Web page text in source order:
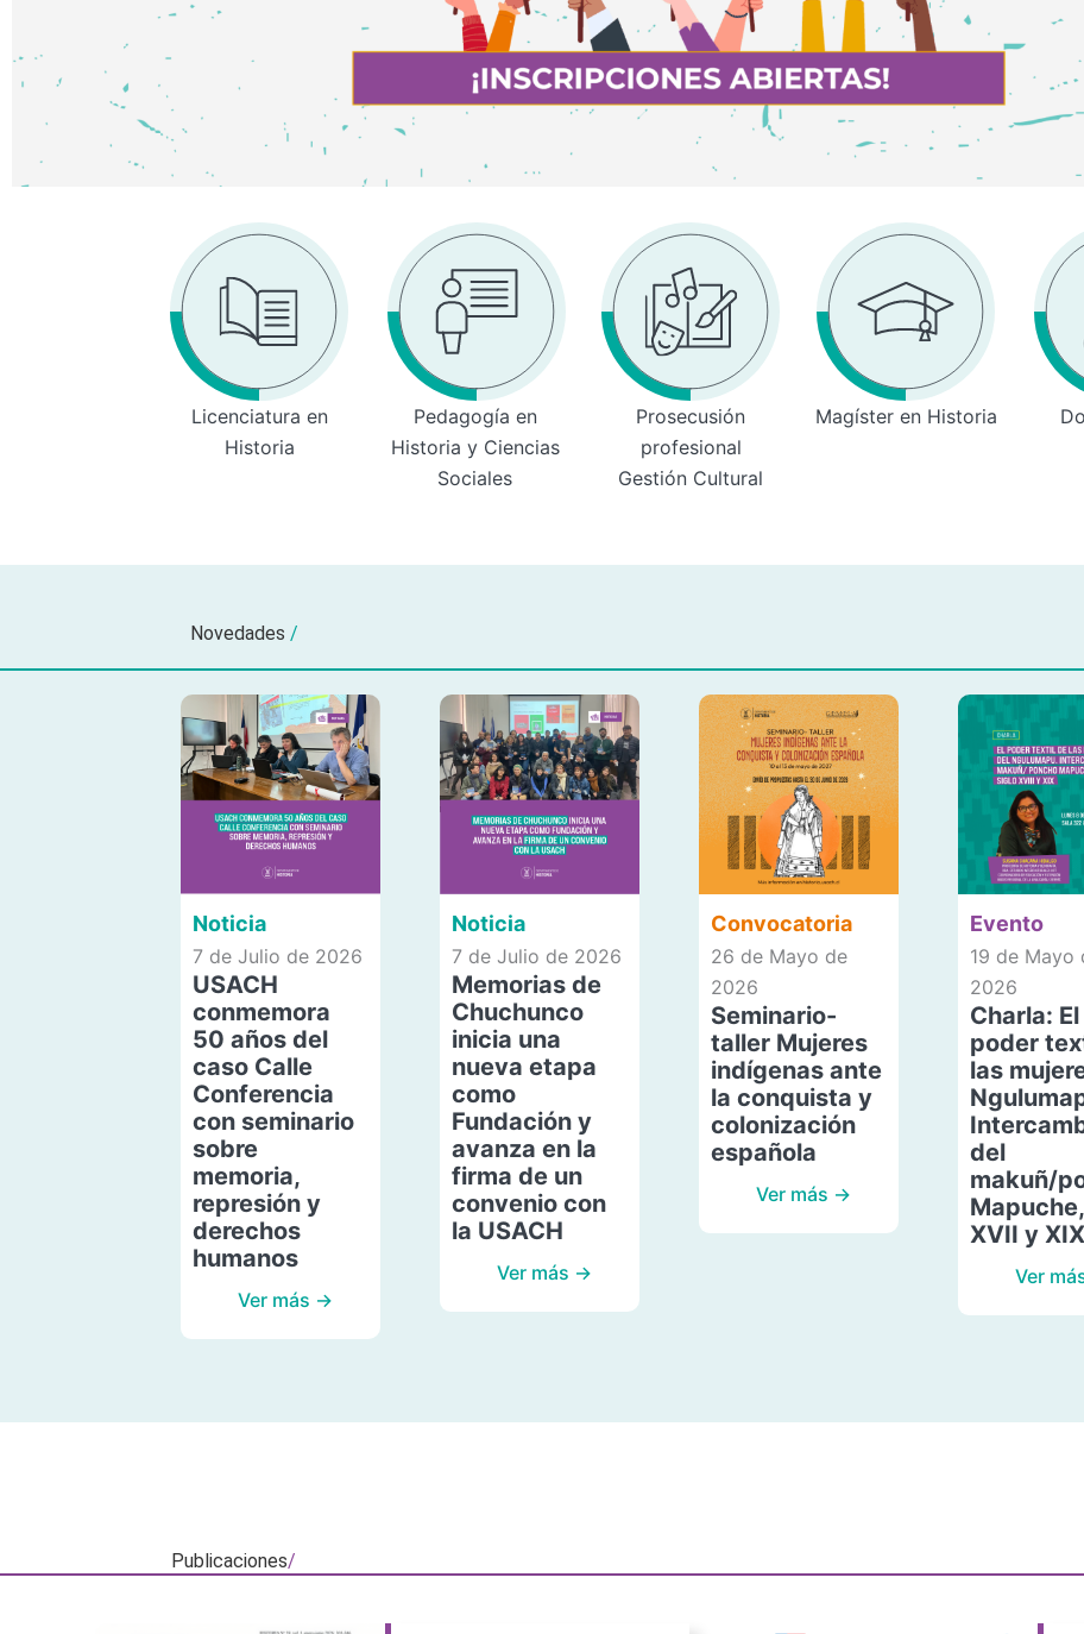
Licenciatura en
Historia
Pedagogía en
Historia y Ciencias
Sociales
Prosecusión
profesional
Gestión Cultural
Magíster en Historia
Novedades /
Noticia
7 de Julio de 2026
USACH
conmemora
50 años del
caso Calle
Conferencia
con seminario
sobre
memoria,
represión y
derechos
humanos
Ver más →
Noticia
7 de Julio de 2026
Memorias de
Chuchunco
inicia una
nueva etapa
como
Fundación y
avanza en la
firma de un
convenio con
la USACH
Ver más →
Convocatoria
26 de Mayo de
2026
Seminario-
taller Mujeres
indígenas ante
la conquista y
colonización
española
Ver más →
Evento
19 de Mayo
2026
Charla: El
poder
las
del
makuñ/
XVII y XIX
Ver
Publicaciones/